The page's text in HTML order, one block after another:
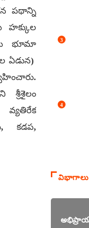
పథాన్ని
హక్కుల
భూమా
ఏడున)
వ్యతిరేక
కడప,
3
4
విభాగాలు